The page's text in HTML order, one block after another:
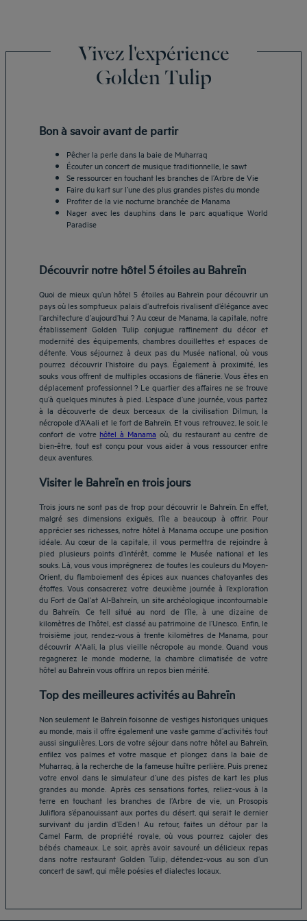
Vivez l'expérience
Golden Tulip
Bon à savoir avant de partir
Pêcher la perle dans la baie de Muharraq
Écouter un concert de musique traditionnelle, le sawt
Se ressourcer en touchant les branches de l’Arbre de Vie
Faire du kart sur l’une des plus grandes pistes du monde
Profiter de la vie nocturne branchée de Manama
Nager avec les dauphins dans le parc aquatique World
Paradise
Découvrir notre hôtel 5 étoiles au Bahreïn
Quoi de mieux qu’un hôtel 5 étoiles au Bahreïn pour découvrir un
pays où les somptueux palais d’autrefois rivalisent d’élégance avec
l’architecture d’aujourd’hui ? Au cœur de Manama, la capitale, notre
établissement Golden Tulip conjugue raffinement du décor et
modernité des équipements, chambres douillettes et espaces de
détente. Vous séjournez à deux pas du Musée national, où vous
pourrez découvrir l’histoire du pays. Également à proximité, les
souks vous offrent de multiples occasions de flânerie. Vous êtes en
déplacement professionnel ? Le quartier des affaires ne se trouve
qu’à quelques minutes à pied. L’espace d’une journée, vous partez
à la découverte de deux berceaux de la civilisation Dilmun, la
nécropole d’A’Aali et le fort de Bahreïn. Et vous retrouvez, le soir, le
confort de votre hôtel à Manama où, du restaurant au centre de
bien-être, tout est conçu pour vous aider à vous ressourcer entre
deux aventures.
Visiter le Bahreïn en trois jours
Trois jours ne sont pas de trop pour découvrir le Bahreïn. En effet,
malgré ses dimensions exiguës, l’île a beaucoup à offrir. Pour
apprécier ses richesses, notre hôtel à Manama occupe une position
idéale. Au cœur de la capitale, il vous permettra de rejoindre à
pied plusieurs points d’intérêt, comme le Musée national et les
souks. Là, vous vous imprégnerez de toutes les couleurs du Moyen-
Orient, du flamboiement des épices aux nuances chatoyantes des
étoffes. Vous consacrerez votre deuxième journée à l’exploration
du Fort de Qal’at Al-Bahreïn, un site archéologique incontournable
du Bahreïn. Ce tell situé au nord de l’île, à une dizaine de
kilomètres de l’hôtel, est classé au patrimoine de l’Unesco. Enfin, le
troisième jour, rendez-vous à trente kilomètres de Manama, pour
découvrir A'Aali, la plus vieille nécropole au monde. Quand vous
regagnerez le monde moderne, la chambre climatisée de votre
hôtel au Bahreïn vous offrira un repos bien mérité.
Top des meilleures activités au Bahreïn
Non seulement le Bahreïn foisonne de vestiges historiques uniques
au monde, mais il offre également une vaste gamme d’activités tout
aussi singulières. Lors de votre séjour dans notre hôtel au Bahreïn,
enfilez vos palmes et votre masque et plongez dans la baie de
Muharraq, à la recherche de la fameuse huître perlière. Puis prenez
votre envol dans le simulateur d’une des pistes de kart les plus
grandes au monde. Après ces sensations fortes, reliez-vous à la
terre en touchant les branches de l’Arbre de vie, un Prosopis
Juliflora s’épanouissant aux portes du désert, qui serait le dernier
survivant du jardin d’Eden ! Au retour, faites un détour par la
Camel Farm, de propriété royale, où vous pourrez cajoler des
bébés chameaux. Le soir, après avoir savouré un délicieux repas
dans notre restaurant Golden Tulip, détendez-vous au son d’un
concert de sawt, qui mêle poésies et dialectes locaux.
Hôtels Aix-les-Bains
Hôtels Marseille
Hôtels Strasbourg
Hôtels Bordeaux
Hôtels Paris
Hôtels Pornic